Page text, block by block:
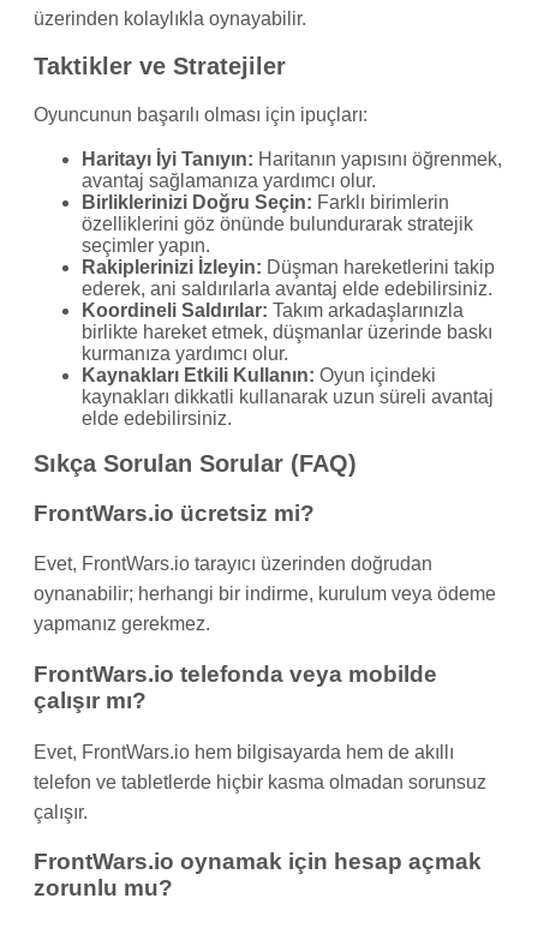
üzerinden kolaylıkla oynayabilir.
Taktikler ve Stratejiler
Oyuncunun başarılı olması için ipuçları:
Haritayı İyi Tanıyın: Haritanın yapısını öğrenmek,
avantaj sağlamanıza yardımcı olur.
Birliklerinizi Doğru Seçin: Farklı birimlerin
özelliklerini göz önünde bulundurarak stratejik
seçimler yapın.
Rakiplerinizi İzleyin: Düşman hareketlerini takip
ederek, ani saldırılarla avantaj elde edebilirsiniz.
Koordineli Saldırılar: Takım arkadaşlarınızla
birlikte hareket etmek, düşmanlar üzerinde baskı
kurmanıza yardımcı olur.
Kaynakları Etkili Kullanın: Oyun içindeki
kaynakları dikkatli kullanarak uzun süreli avantaj
elde edebilirsiniz.
Sıkça Sorulan Sorular (FAQ)
FrontWars.io ücretsiz mi?
Evet, FrontWars.io tarayıcı üzerinden doğrudan
oynanabilir; herhangi bir indirme, kurulum veya ödeme
yapmanız gerekmez.
FrontWars.io telefonda veya mobilde
çalışır mı?
Evet, FrontWars.io hem bilgisayarda hem de akıllı
telefon ve tabletlerde hiçbir kasma olmadan sorunsuz
çalışır.
FrontWars.io oynamak için hesap açmak
zorunlu mu?